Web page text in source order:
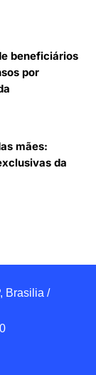
beneficiários
por
mães:
da
Brasilia /